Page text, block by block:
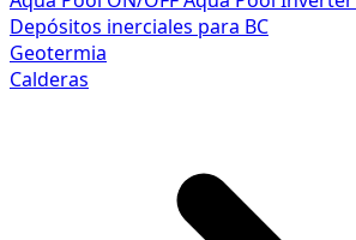
Depósitos inerciales para BC
Geotermia
Calderas